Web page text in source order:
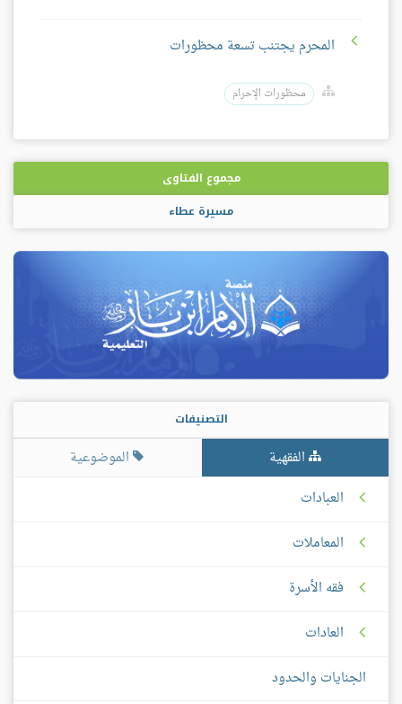
المحرم يجتنب تسعة محظورات
محظورات الإحرام
مجموع الفتاوى
مسيرة عطاء
التصنيفات
الفقهية
الموضوعية
العبادات
المعاملات
فقه الأسرة
العادات
الجنايات والحدود